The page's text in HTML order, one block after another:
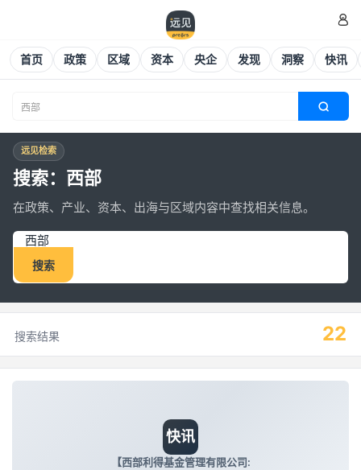

首页 政策 区域 资本 央企 发现 洞察 快讯

远见检索
搜索：西部
在政策、产业、资本、出海与区域内容中查找相关信息。
搜索
搜索结果 22
快讯
【西部利得基金管理有限公司: